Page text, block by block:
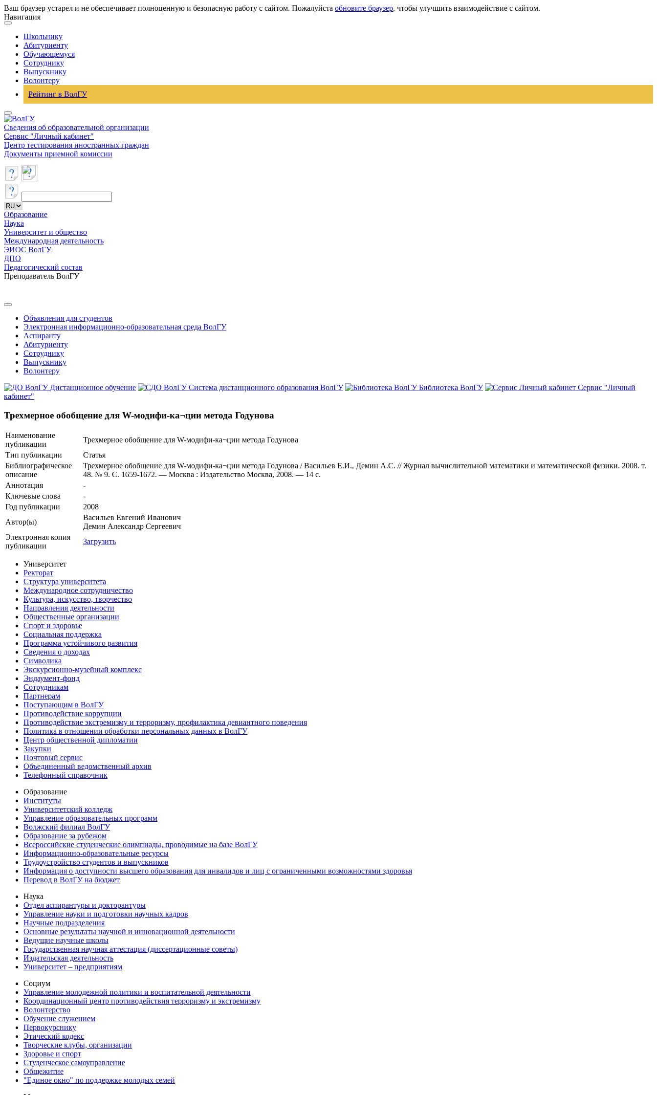
Ваш браузер устарел и не обеспечивает полноценную и безопасную работу с сайтом. Пожалуйста обновите браузер, чтобы улучшить взаимодействие с сайтом.
Навигация
Школьнику
Абитуриенту
Обучающемуся
Сотруднику
Выпускнику
Волонтеру
Рейтинг в ВолГУ
Сведения об образовательной организации
Сервис "Личный кабинет"
Центр тестирования иностранных граждан
Документы приемной комиссии
Образование
Наука
Университет и общество
Международная деятельность
ЭИОС ВолГУ
ДПО
Педагогический состав
Преподаватель ВолГУ
Объявления для студентов
Электронная информационно-образовательная среда ВолГУ
Аспиранту
Абитуриенту
Сотруднику
Выпускнику
Волонтеру
Дистанционное обучение
Система дистанционного образования ВолГУ Библиотека ВолГУ
Сервис "Личный
кабинет"
Трехмерное обобщение для W-модифи-ка¬ции метода Годунова
Наименование
публикации
Трехмерное обобщение для W-модифи-ка¬ции метода Годунова
Тип публикации
Статья
Библиографическое
описание
Трехмерное обобщение для W-модифи-ка¬ции метода Годунова / Васильев Е.И., Демин А.С. // Журнал вычислительной математики и математической физики. 2008. т.
48. № 9. С. 1659-1672. — Москва : Издательство Москва, 2008. — 14 с.
Аннотация
-
Ключевые cлова
-
Год публикации
2008
Автор(ы)
Васильев Евгений Иванович
Демин Александр Сергеевич
Электронная копия
публикации
Загрузить
Университет
Ректорат
Структура университета
Международное сотрудничество
Культура, искусство, творчество
Направления деятельности
Общественные организации
Спорт и здоровье
Социальная поддержка
Программа устойчивого развития
Сведения о доходах
Символика
Экскурсионно-музейный комплекс
Эндаумент-фонд
Сотрудникам
Партнерам
Поступающим в ВолГУ
Противодействие коррупции
Противодействие экстремизму и терроризму, профилактика девиантного поведения
Политика в отношении обработки персональных данных в ВолГУ
Центр общественной дипломатии
Закупки
Почтовый сервис
Объединенный ведомственный архив
Телефонный справочник
Образование
Институты
Университетский колледж
Управление образовательных программ
Волжский филиал ВолГУ
Образование за рубежом
Всероссийские студенческие олимпиады, проводимые на базе ВолГУ
Информационно-образовательные ресурсы
Трудоустройство студентов и выпускников
Информация о доступности высшего образования для инвалидов и лиц с ограниченными возможностями здоровья
Перевод в ВолГУ на бюджет
Наука
Отдел аспирантуры и докторантуры
Управление науки и подготовки научных кадров
Научные подразделения
Основные результаты научной и инновационной деятельности
Ведущие научные школы
Государственная научная аттестация (диссертационные советы)
Издательская деятельность
Университет – предприятиям
Социум
Управление молодежной политики и воспитательной деятельности
Координационный центр противодействия терроризму и экстремизму
Волонтерство
Обучение служением
Первокурснику
Этический кодекс
Творческие клубы, организации
Здоровье и спорт
Студенческое самоуправление
Общежитие
"Единое окно" по поддержке молодых семей